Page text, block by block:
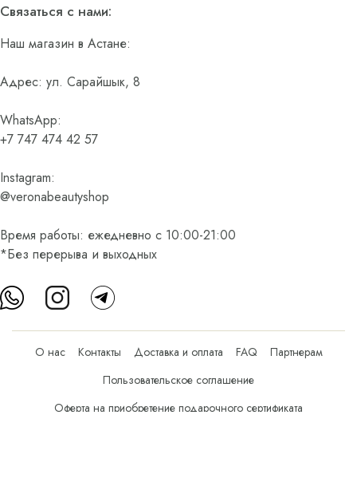
Связаться с нами:
Наш магазин в Астане:
Адрес: ул. Сарайшык, 8
WhatsApp:
+7 747 474 42 57
Instagram:
@veronabeautyshop
Время работы: ежедневно с 10:00-21:00
*Без перерыва и выходных
О нас Контакты Доставка и оплата FAQ
Партнерам
Пользовательское соглашение
Оферта на приобретение подарочного сертификата